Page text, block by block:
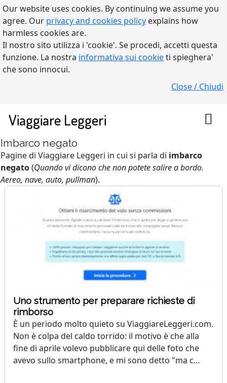
Our website uses cookies. By continuing we assume you
agree. Our privacy and cookies policy explains how
harmless cookies are.
Il nostro sito utilizza i 'cookie'. Se procedi, accetti questa
funzione. La nostra informativa sui cookieti spieghera'
che sono innocui.
Close / Chiudi
Viaggiare Leggeri
Imbarco negato
Pagine di Viaggiare Leggeri in cui si parla di imbarco
negato(Quando vi dicono che non potete salire a bordo.
Aereo, nave, auto, pullman).
Uno strumento per preparare richieste di
rimborso
È un periodo molto quieto su ViaggiareLeggeri.com.
Non è colpa del caldo torrido: il motivo è che alla
fine di aprile volevo pubblicare qui delle foto che
avevo sullo smartphone, e mi sono detto "ma c...